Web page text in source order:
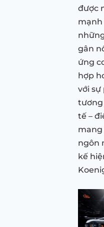
được
mạnh
gân
ứng
hợp
với sự
tế –
mang
ngôn
kế